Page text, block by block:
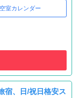
空室カレンダー
宿、日/祝日格安ス